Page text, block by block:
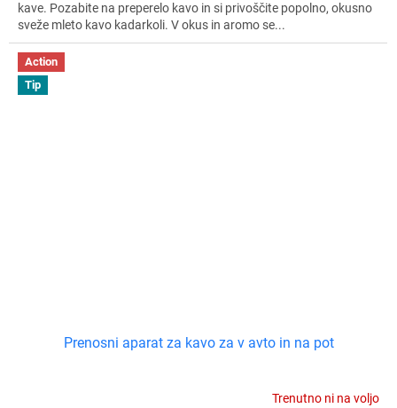
kave. Pozabite na preperelo kavo in si privoščite popolno, okusno
sveže mleto kavo kadarkoli. V okus in aromo se...
Action
Tip
Prenosni aparat za kavo za v avto in na pot
Trenutno ni na voljo